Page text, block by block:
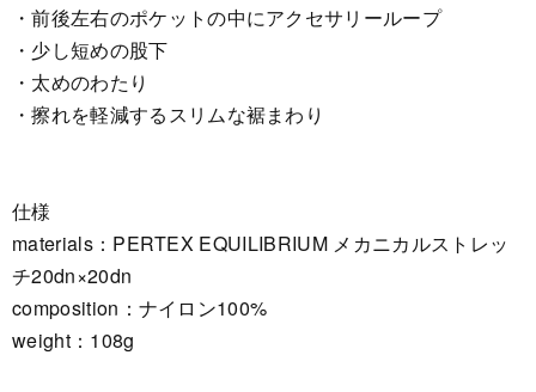
・前後左右のポケットの中にアクセサリーループ
・少し短めの股下
・太めのわたり
・擦れを軽減するスリムな裾まわり
仕様
materials：PERTEX EQUILIBRIUM メカニカルストレッ
チ20dn×20dn
composition：ナイロン100%
weight：108g